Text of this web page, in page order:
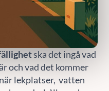
ska det ingå vad
och vad det kommer
lekplatser, vatten